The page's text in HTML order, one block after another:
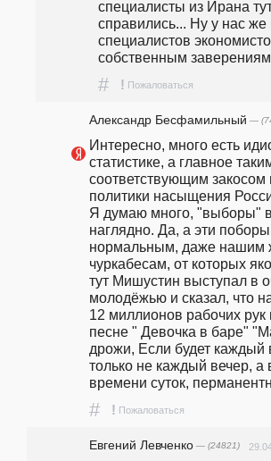
специалисты из Ирана
справились... Ну у нас же
специалистов
собственным
# ! Пожаловаться
Александр Бесфамильный —
Интересно, много есть
статистике, а главное
соответствующим
политики насыщения
Я думаю много, "выборы"
наглядно. Да, а эти
нормальным, даже нашим
чуркабесам, от которых
тут Мишустин выступал в
молодёжью и сказал, что
12 миллионов рабочих
песне " Девочка в баре"
дpожи, Если будет каждый
только не каждый вечер, а
времени суток,
# ! Пожаловаться
Евгений Левченко — (24821)